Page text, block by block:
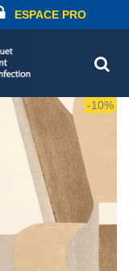
ESPACE PRO
-10%